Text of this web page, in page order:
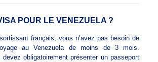
POUR LE VENEZUELA ?
français, vous n’avez pas besoin de
au Venezuela de moins de 3 mois.
devez obligatoirement présenter un passeport